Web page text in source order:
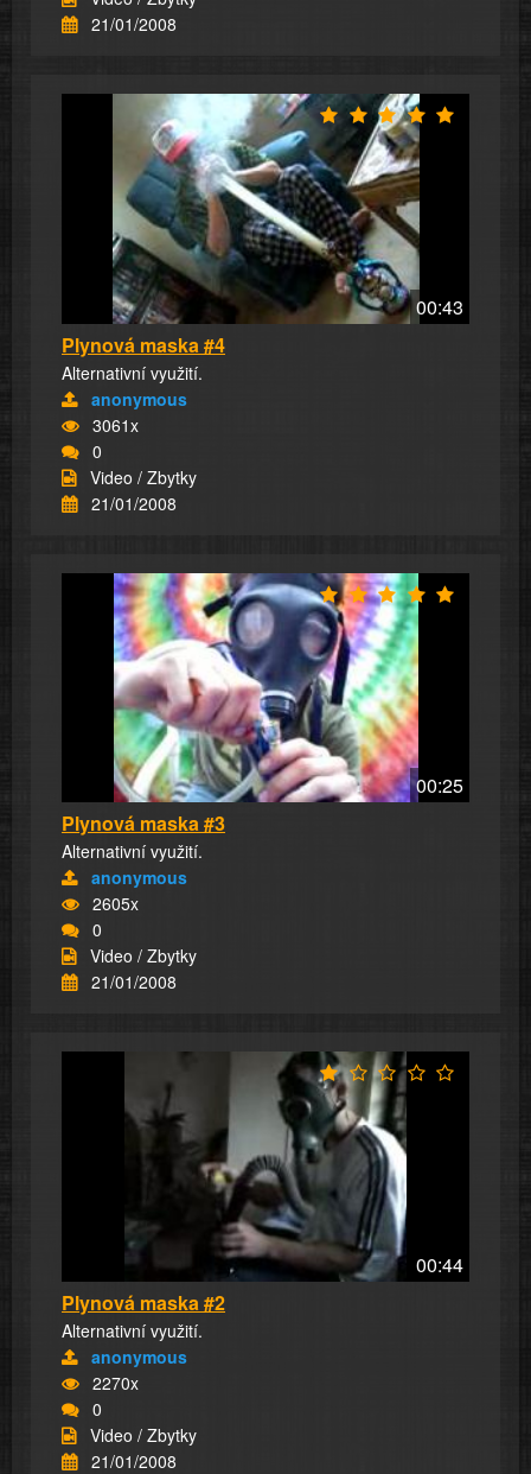
21/01/2008
00:43
Plynová maska #4
Alternativní využití.
anonymous
3061x
0
Video / Zbytky
21/01/2008
00:25
Plynová maska #3
Alternativní využití.
anonymous
2605x
0
Video / Zbytky
21/01/2008
00:44
Plynová maska #2
Alternativní využití.
anonymous
2270x
0
Video / Zbytky
21/01/2008